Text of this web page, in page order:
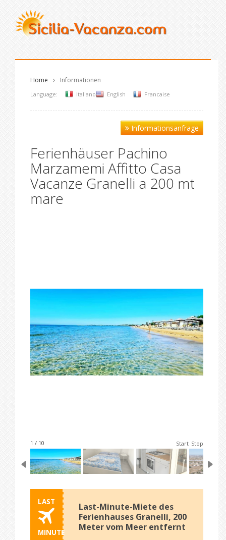
Home Informationen
Language: Italiano English Francaise
Informationsanfrage
Ferienhäuser Pachino
Marzamemi Affitto Casa
Vacanze Granelli a 200 mt
mare
1 / 10 Start Stop
LAST
MINUTE
Last-Minute-Miete des
Ferienhauses Granelli, 200
Meter vom Meer entfernt